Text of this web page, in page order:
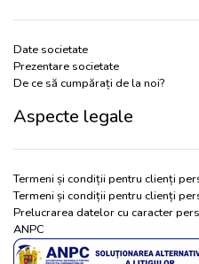
Date societate
Prezentare societate
De ce să cumpărați de la noi?
Aspecte legale
Termeni și condiții pentru clienți
Termeni și condiții pentru clienți
Prelucrarea datelor cu caracter
ANPC